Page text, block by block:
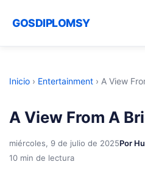
GOSDIPLOMSY
Inicio › Entertainment › A View
A View From A
miércoles, 9 de julio de 2025Por
10 min de lectura